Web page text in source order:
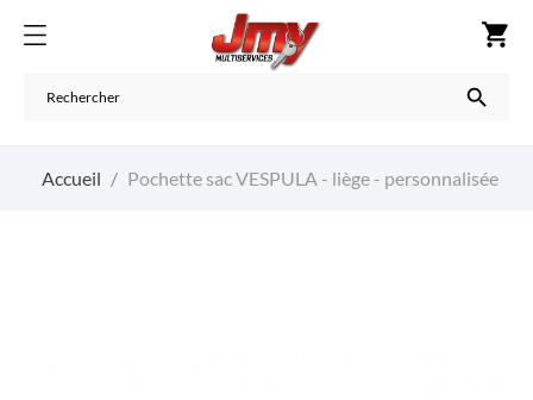
shopping_cart

Accueil Pochette sac VESPULA - liège - personnalisée